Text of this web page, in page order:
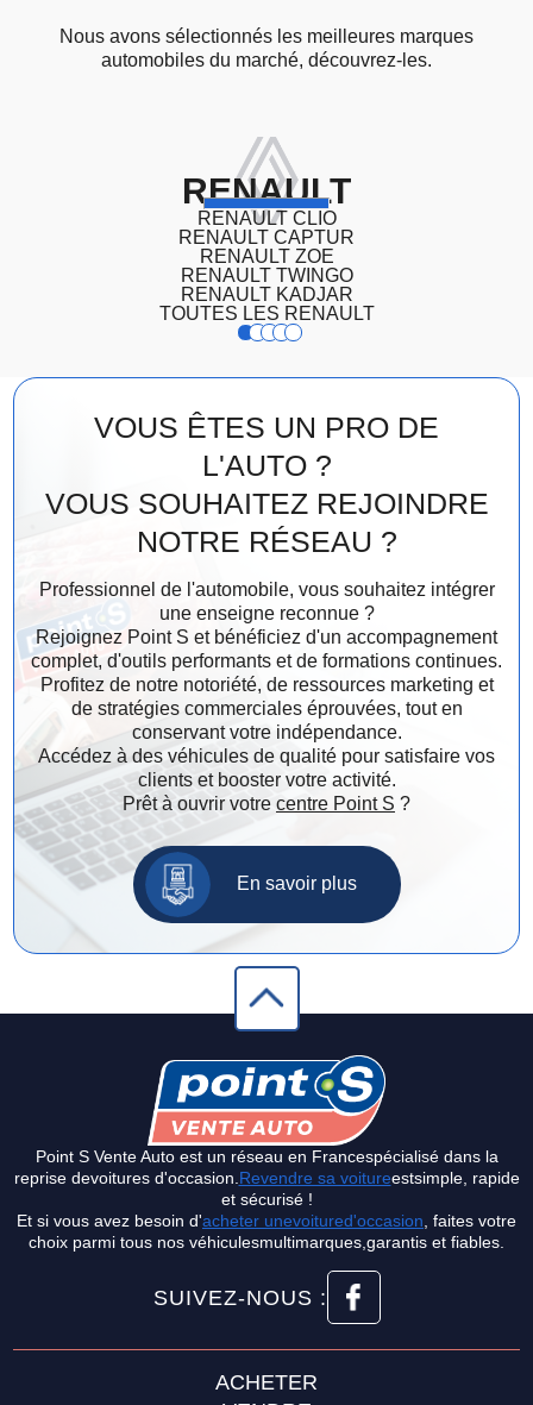
Nous avons sélectionnés les meilleures marques
automobiles du marché, découvrez-les.
RENAULT
RENAULT CLIO
RENAULT CAPTUR
RENAULT ZOE
RENAULT TWINGO
RENAULT KADJAR
TOUTES LES RENAULT
2 3 4
VOUS ÊTES UN PRO DE
L'AUTO ?
VOUS SOUHAITEZ REJOINDRE
NOTRE RÉSEAU ?
Professionnel de l'automobile, vous souhaitez intégrer
une enseigne reconnue ?
Rejoignez Point S et bénéficiez d'un accompagnement
complet, d'outils performants et de formations continues.
Profitez de notre notoriété, de ressources marketing et
de stratégies commerciales éprouvées, tout en
conservant votre indépendance.
Accédez à des véhicules de qualité pour satisfaire vos
clients et booster votre activité.
Prêt à ouvrir votre centre Point S ?
En savoir plus
Point S Vente Auto est un réseau en Francespécialisé dans la
reprise devoitures d'occasion. Revendre sa voitureestsimple, rapide
et sécurisé !
Et si vous avez besoin d'acheter unevoitured'occasion , faites votre
choix parmi tous nos véhiculesmultimarques,garantis et fiables.
SUIVEZ-NOUS :
ACHETER